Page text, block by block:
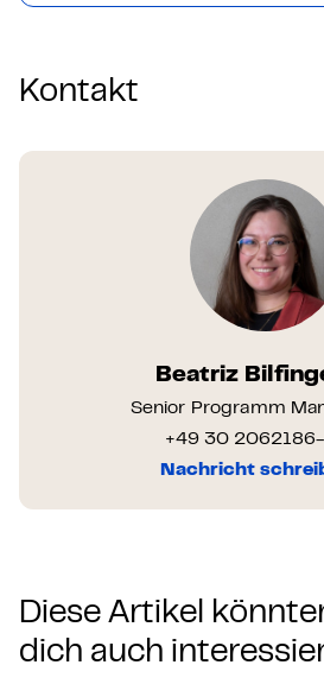
Kontakt
Beatriz
Senior Programm
+49 30
Nachricht
Diese Artikel
dich auch